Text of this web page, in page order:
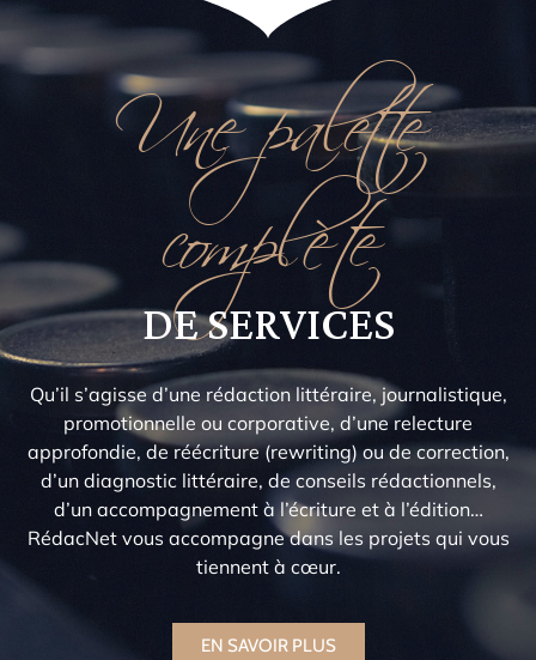
Une palette
complète
DE SERVICES
Qu’il s’agisse d’une rédaction littéraire, journalistique,
promotionnelle ou corporative, d’une relecture
approfondie, de réécriture (rewriting) ou de correction,
d’un diagnostic littéraire, de conseils rédactionnels,
d’un accompagnement à l’écriture et à l’édition…
RédacNet vous accompagne dans les projets qui vous
tiennent à cœur.
EN SAVOIR PLUS